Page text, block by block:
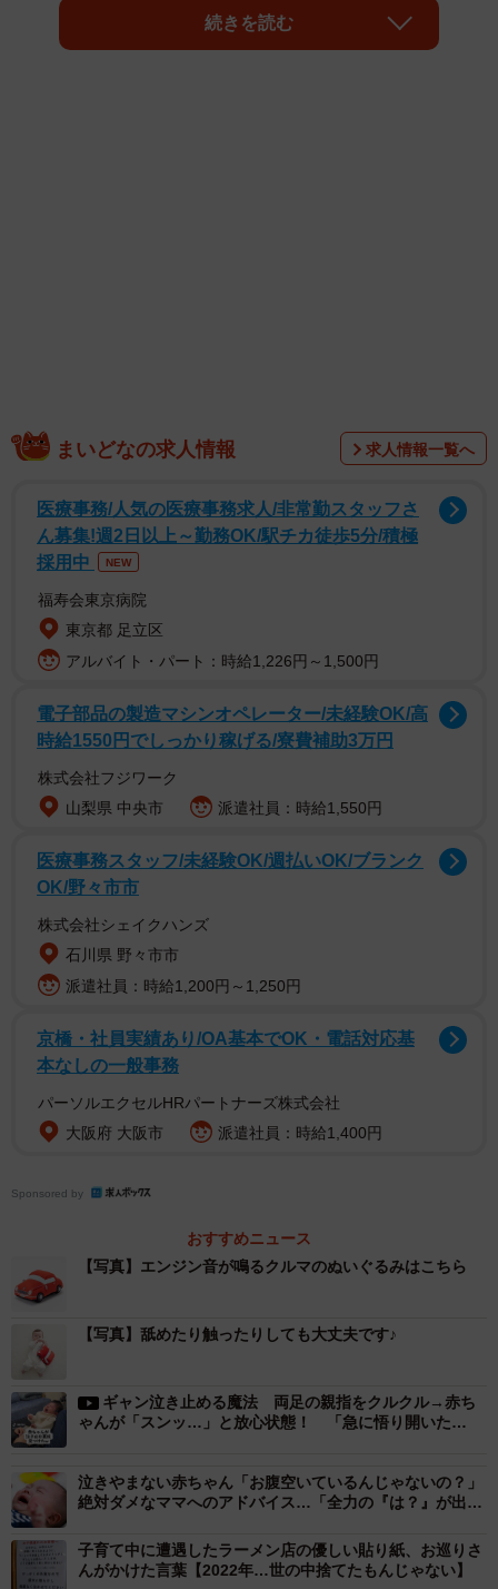
泣いている赤ちゃんの横でエンジン音を鳴らしてみると…？＝中野６９
さん（@maximum_the_69c）提供
る、オムツを変える、抱っこするなどしてみるのもいいの
でしょうか。
「これはガチの検証結果出てますんでね」とツイッターに
動画を投稿しました。スマホから流れるエンジン音を聴か
せると、あら不思議！ ギャン泣きしていた赤ちゃんが泣き
続きを読む
まいどなの求人情報 求人情報一覧へ
医療事務/人気の医療事務求人/非常勤スタッフさ
ん募集!週2日以上～勤務OK/駅チカ徒歩5分/積極
採用中
NEW
福寿会東京病院
東京都 足立区
アルバイト・パート：時給1,226円～1,500円
電子部品の製造マシンオペレーター/未経験OK/高
時給1550円でしっかり稼げる/寮費補助3万円
株式会社フジワーク
山梨県 中央市
派遣社員：時給1,550円
医療事務スタッフ/未経験OK/週払いOK/ブランク
OK/野々市市
株式会社シェイクハンズ
石川県 野々市市
派遣社員：時給1,200円～1,250円
京橋・社員実績あり/OA基本でOK・電話対応基
本なしの一般事務
パーソルエクセルHRパートナーズ株式会社
大阪府 大阪市
派遣社員：時給1,400円
Sponsored by
おすすめニュース
【写真】エンジン音が鳴るクルマのぬいぐるみはこちら
【写真】舐めたり触ったりしても大丈夫です♪
ギャン泣き止める魔法 両足の親指をクルクル→赤ち
ゃんが「スンッ…」と放心状態！ 「急に悟り開いた
泣きやまない赤ちゃん「お腹空いているんじゃないの？」
絶対ダメなママへのアドバイス…「全力の『は？』が出
子育て中に遭遇したラーメン店の優しい貼り紙、お巡りさ
んがかけた言葉【2022年…世の中捨てたもんじゃない】